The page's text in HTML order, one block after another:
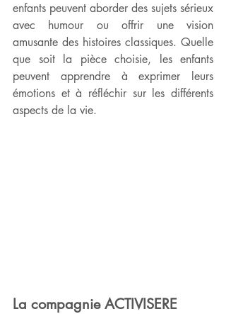
enfants peuvent aborder des sujets sérieux
avec humour ou offrir une vision
amusante des histoires classiques. Quelle
que soit la pièce choisie, les enfants
peuvent apprendre à exprimer leurs
émotions et à réfléchir sur les différents
aspects de la vie.
La compagnie ACTIVISERE